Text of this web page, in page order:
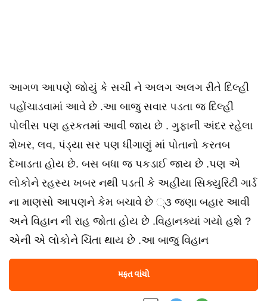
આગળ આપણે જોયું કે સચી ને અલગ અલગ રીતે દિલ્હી
પહોંચાડવામાં આવે છે .આ બાજુ સવાર પડતા જ દિલ્હી
પોલીસ પણ હરકતમાં આવી જાય છે . ગુફાની અંદર રહેલા
શેખર, લવ, પંડ્યા સર પણ ધીંગાણું માં પોતાનો કરતબ
દેખાડતા હોય છે. બસ બધા જ પકડાઈ જાય છે .પણ એ
લોકોને રહસ્ય ખબર નથી પડતી કે અહીંયા સિક્યુરિટી ગાર્ડ
ના માણસો આપણને કેમ બચાવે છે ્૩ જણા બહાર આવી
અને વિહાન ની રાહ જોતા હોય છે .વિહાનક્યાં ગયો હશે ?
એની એ લોકોને ચિંતા થાય છે .આ બાજુ વિહાન
મફત વાંચો